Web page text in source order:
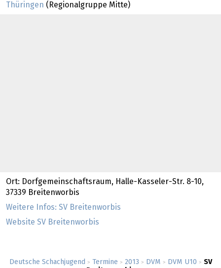
Deutsche Schachjugend > Termine > 2013 > DVM > DVM U10 > SV
Thüringen (Regionalgruppe Mitte)
Ort: Dorfgemeinschaftsraum, Halle-Kasseler-Str. 8-10,
37339 Breitenworbis
Weitere Infos: SV Breitenworbis
Website SV Breitenworbis